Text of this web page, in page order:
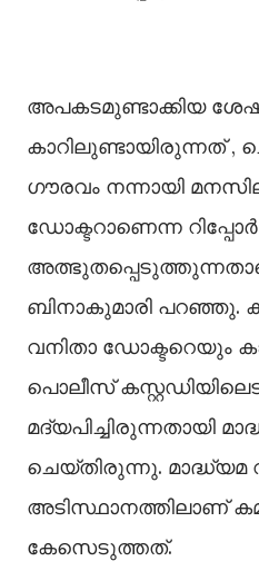
അപകടമുണ്ടാക്കിയ
കാറിലുണ്ടായിരുന്നത് ,
ഗൗരവം നന്നായി
ഡോക്ടറാണെന്ന
ബിനാകുമാരി പറഞ്ഞു.
വനിതാ ഡോക്ടറെയും
പൊലീസ്
മദ്യപിച്ചിരുന്നതായി
ചെയ്തിരുന്നു.
അടിസ്ഥാനത്തിലാണ്
കേസെടുത്തത്.